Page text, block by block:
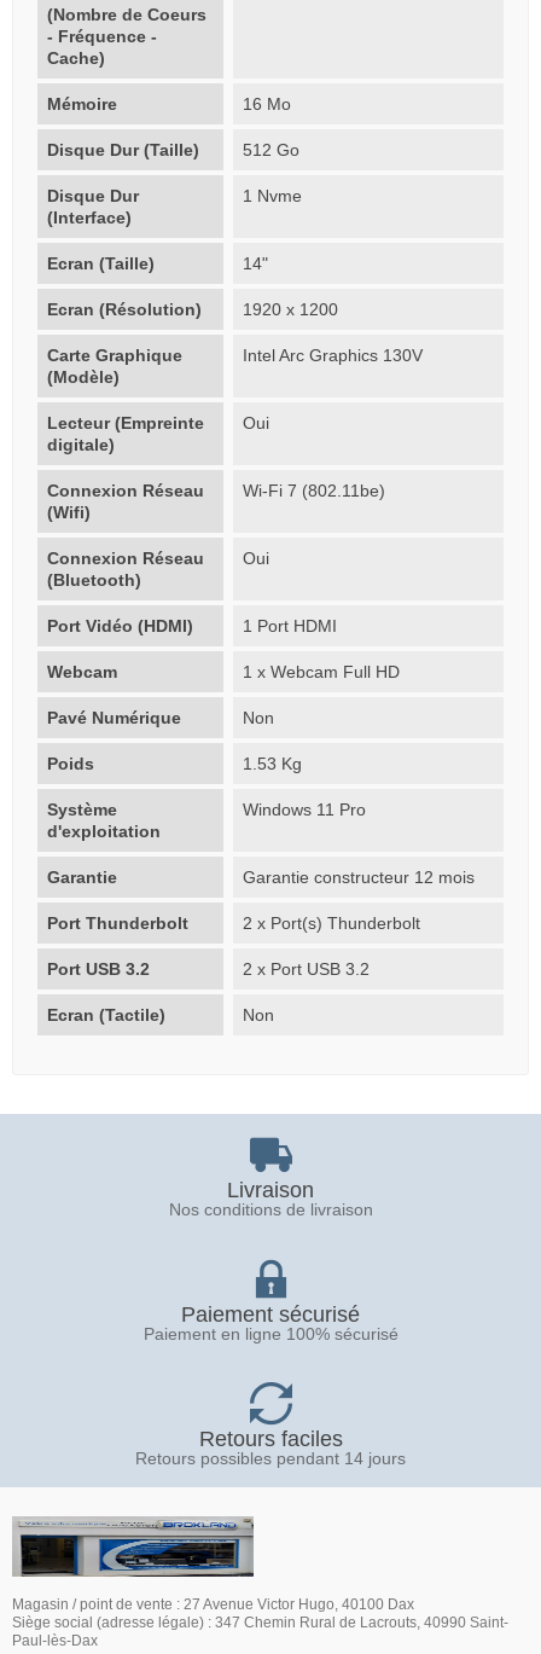
(Nombre de Coeurs
- Fréquence -
Cache)
Mémoire 16 Mo
Disque Dur (Taille) 512 Go
Disque Dur
(Interface)
1 Nvme
Ecran (Taille) 14"
Ecran (Résolution) 1920 x 1200
Carte Graphique
(Modèle)
Intel Arc Graphics 130V
Lecteur (Empreinte
digitale)
Oui
Connexion Réseau
(Wifi)
Wi-Fi 7 (802.11be)
Connexion Réseau
(Bluetooth)
Oui
Port Vidéo (HDMI) 1 Port HDMI
Webcam 1 x Webcam Full HD
Pavé Numérique Non
Poids 1.53 Kg
Système
d'exploitation
Windows 11 Pro
Garantie Garantie constructeur 12 mois
Port Thunderbolt 2 x Port(s) Thunderbolt
Port USB 3.2 2 x Port USB 3.2
Ecran (Tactile) Non
Livraison
Nos conditions de livraison
Paiement sécurisé
Paiement en ligne 100% sécurisé
Retours faciles
Retours possibles pendant 14 jours
Magasin / point de vente : 27 Avenue Victor Hugo, 40100 Dax
Siège social (adresse légale) : 347 Chemin Rural de Lacrouts, 40990 Saint-
Paul-lès-Dax